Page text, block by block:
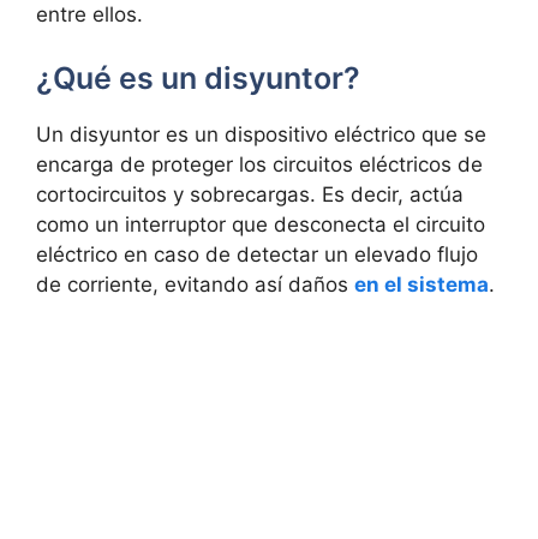
entre ellos.
¿Qué es un disyuntor?
Un disyuntor es un dispositivo eléctrico que se
encarga de proteger los circuitos eléctricos de
cortocircuitos y sobrecargas. Es decir, actúa
como un interruptor que desconecta el circuito
eléctrico en caso de detectar un elevado flujo
de corriente, evitando así daños en el sistema.